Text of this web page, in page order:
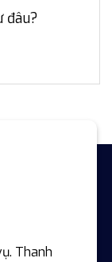
đâu?
Thanh